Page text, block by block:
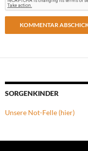
SORGENKINDER
Unsere Not-Felle (hier)